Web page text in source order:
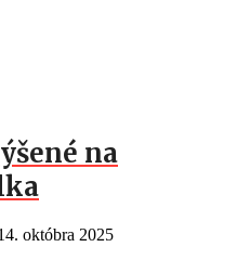
na
októbra 2025